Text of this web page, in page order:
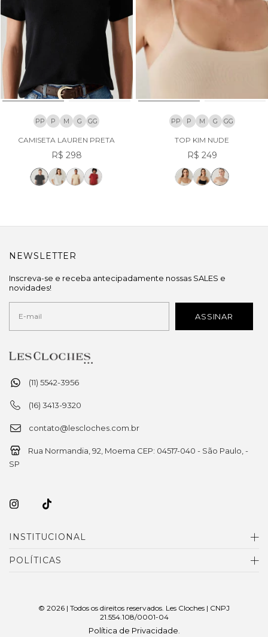
PP P M G GG
CAMISETA LAUREN PRETA
R$ 298
PP P M G GG
TOP KIM NUDE
R$ 249
(11) 5542-3956
(16) 3413-9320
contato@lescloches.com.br
Rua Normandia, 92, Moema CEP: 04517-040 - São Paulo, -
SP
INSTITUCIONAL
POLÍTICAS
NEWSLETTER
Inscreva-se e receba antecipadamente nossas SALES e
novidades!
© 2026 | Todos os direitos reservados. Les Cloches | CNPJ
21.554.108/0001-04
Política de Privacidade